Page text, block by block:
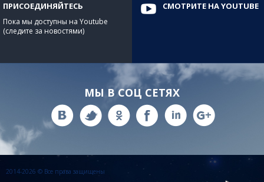
ПРИСОЕДИНЯЙТЕСЬ
Пока мы доступны на Youtube
(следите за новостями)
СМОТРИТЕ НА YOUTUBE
МЫ В СОЦ СЕТЯХ
2014-2026 © Все права защищены